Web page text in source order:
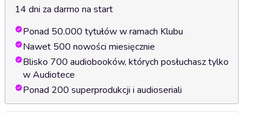
14 dni za darmo na start
Ponad 50.000 tytułów w ramach Klubu
Nawet 500 nowości miesięcznie
Blisko 700 audiobooków, których posłuchasz tylko
w Audiotece
Ponad 200 superprodukcji i audioseriali